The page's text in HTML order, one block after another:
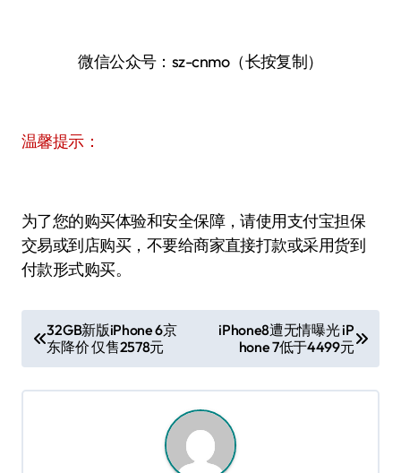
微信公众号：sz-cnmo（长按复制）
温馨提示：
为了您的购买体验和安全保障，请使用支付宝担保
交易或到店购买，不要给商家直接打款或采用货到
付款形式购买。
章
导
32GB新版iPhone 6京
东降价 仅售2578元
iPhone8遭无情曝光 iP
hone 7低于4499元